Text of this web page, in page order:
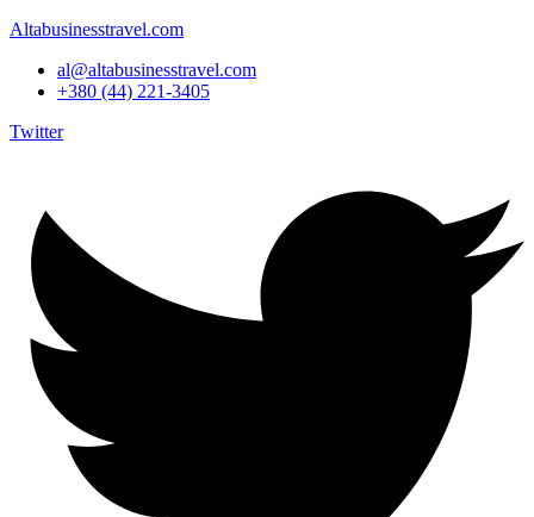
Altabusinesstravel.com
al@altabusinesstravel.com
+380 (44) 221-3405
Twitter